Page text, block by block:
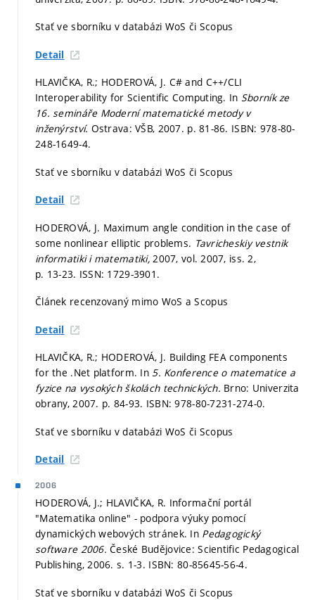
Stať ve sborníku v databázi WoS či Scopus
Detail
HLAVIČKA, R.; HODEROVÁ, J. C# and C++/CLI
Interoperability for Scientific Computing. In Sborník ze
16. semináře Moderní matematické metody v
inženýrství. Ostrava: VŠB, 2007. p. 81-86. ISBN: 978-80-
248-1649-4.
Stať ve sborníku v databázi WoS či Scopus
Detail
HODEROVÁ, J. Maximum angle condition in the case of
some nonlinear elliptic problems. Tavricheskiy vestnik
informatiki i matematiki,2007, vol. 2007, iss. 2,
p. 13-23. ISSN: 1729-3901.
Článek recenzovaný mimo WoS a Scopus
Detail
HLAVIČKA, R.; HODEROVÁ, J. Building FEA components
for the .Net platform. In 5. Konference o matematice a
fyzice na vysokých školách technických. Brno: Univerzita
obrany, 2007. p. 84-93. ISBN: 978-80-7231-274-0.
Stať ve sborníku v databázi WoS či Scopus
Detail
2006
HODEROVÁ, J.; HLAVIČKA, R. Informační portál
"Matematika online" - podpora výuky pomocí
dynamických webových stránek. In Pedagogický
software 2006.České Budějovice: Scientific Pedagogical
Publishing, 2006.s. 1-3. ISBN: 80-85645-56-4.
Stať ve sborníku v databázi WoS či Scopus